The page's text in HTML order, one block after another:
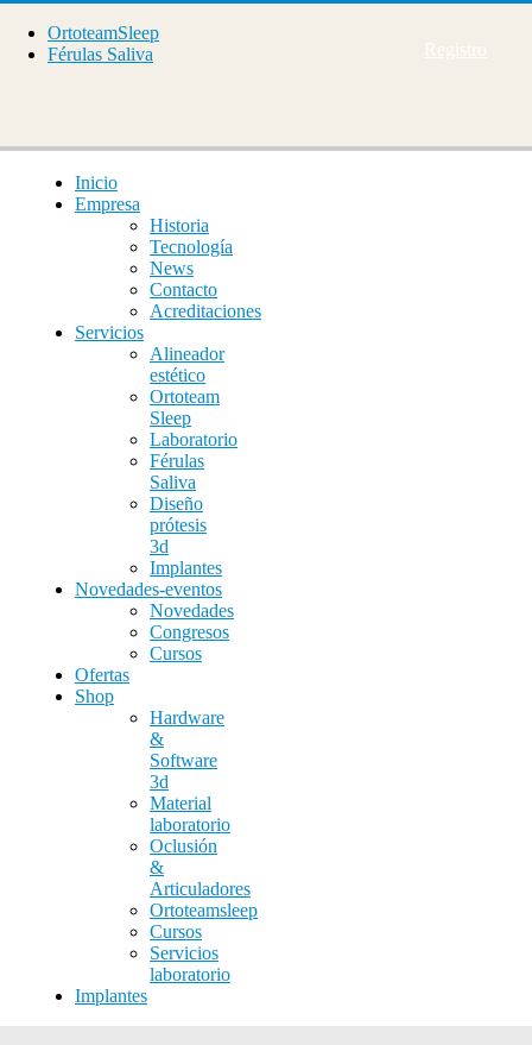
Registro
OrtoteamSleep
Férulas Saliva
Inicio
Empresa
Historia
Tecnología
News
Contacto
Acreditaciones
Servicios
Alineador
estético
Ortoteam
Sleep
Laboratorio
Férulas
Saliva
Diseño
prótesis
3d
Implantes
Novedades-eventos
Novedades
Congresos
Cursos
Ofertas
Shop
Hardware
&
Software
3d
Material
laboratorio
Oclusión
&
Articuladores
Ortoteamsleep
Cursos
Servicios
laboratorio
Implantes